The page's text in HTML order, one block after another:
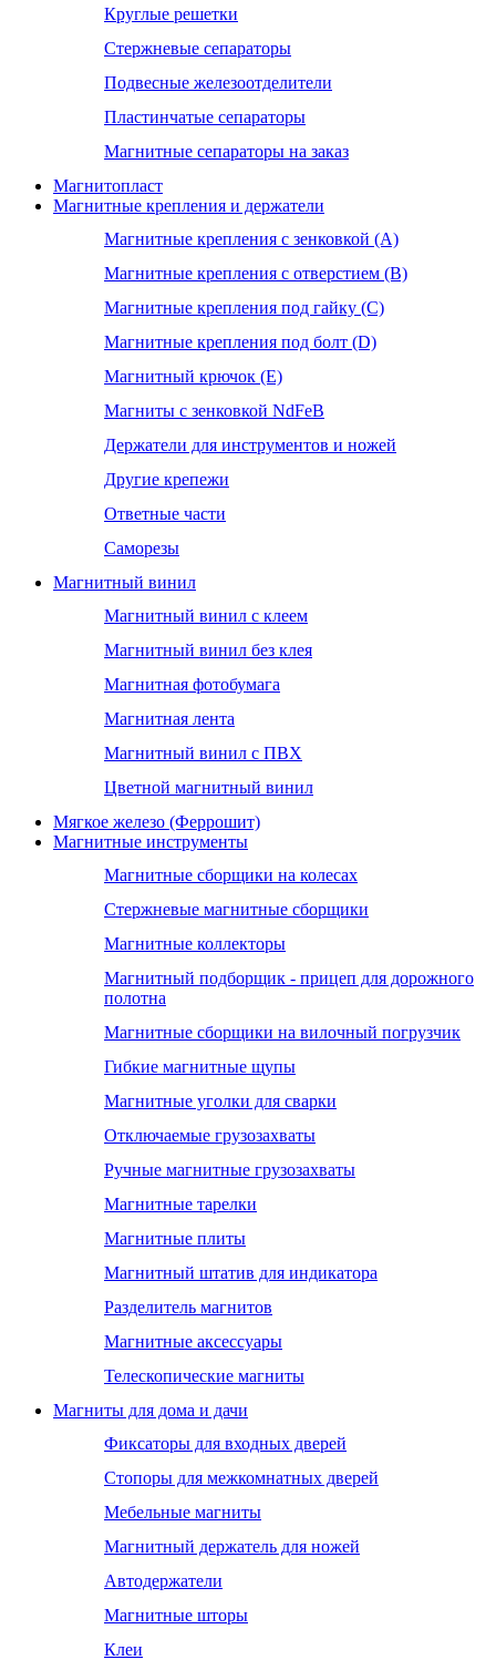
Круглые решетки
Стержневые сепараторы
Подвесные железоотделители
Пластинчатые сепараторы
Магнитные сепараторы на заказ
Магнитопласт
Магнитные крепления и держатели
Магнитные крепления с зенковкой (А)
Магнитные крепления с отверстием (В)
Магнитные крепления под гайку (С)
Магнитные крепления под болт (D)
Магнитный крючок (Е)
Магниты с зенковкой NdFeB
Держатели для инструментов и ножей
Другие крепежи
Ответные части
Саморезы
Магнитный винил
Магнитный винил с клеем
Магнитный винил без клея
Магнитная фотобумага
Магнитная лента
Магнитный винил с ПВХ
Цветной магнитный винил
Мягкое железо (Феррошит)
Магнитные инструменты
Магнитные сборщики на колесах
Стержневые магнитные сборщики
Магнитные коллекторы
Магнитный подборщик - прицеп для дорожного
полотна
Магнитные сборщики на вилочный погрузчик
Гибкие магнитные щупы
Магнитные уголки для сварки
Отключаемые грузозахваты
Ручные магнитные грузозахваты
Магнитные тарелки
Магнитные плиты
Магнитный штатив для индикатора
Разделитель магнитов
Магнитные аксессуары
Телескопические магниты
Магниты для дома и дачи
Фиксаторы для входных дверей
Стопоры для межкомнатных дверей
Мебельные магниты
Магнитный держатель для ножей
Автодержатели
Магнитные шторы
Клеи